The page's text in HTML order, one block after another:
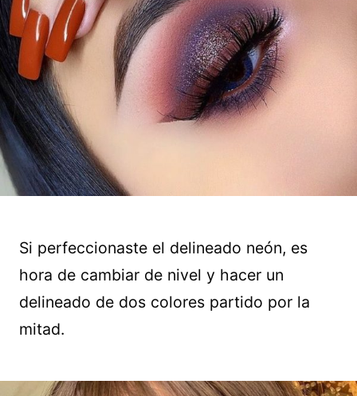
Si perfeccionaste el delineado neón, es
hora de cambiar de nivel y hacer un
delineado de dos colores partido por la
mitad.